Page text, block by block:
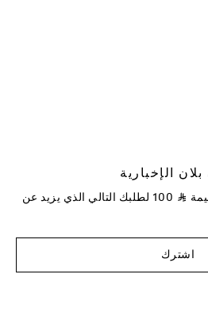
الإخبارية
⃁
لطلبك التالي الذي يزيد عن
اشترك